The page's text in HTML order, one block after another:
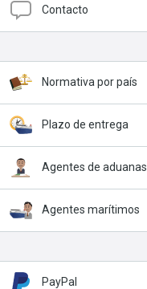
Contacto
Normativa por país
Plazo de entrega
Agentes de aduanas
Agentes marítimos
PayPal